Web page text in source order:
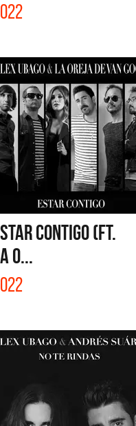
CONTIGO (FT.
O...